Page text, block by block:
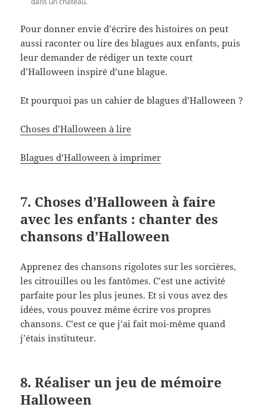
Pour donner envie d’écrire des histoires on peut
aussi raconter ou lire des blagues aux enfants, puis
leur demander de rédiger un texte court
d’Halloween inspiré d’une blague.
Et pourquoi pas un cahier de blagues d’Halloween ?
Choses d’Halloween à lire
Blagues d’Halloween à imprimer
7. Choses d’Halloween à faire
avec les enfants : chanter des
chansons d’Halloween
Apprenez des chansons rigolotes sur les sorcières,
les citrouilles ou les fantômes. C’est une activité
parfaite pour les plus jeunes. Et si vous avez des
idées, vous pouvez même écrire vos propres
chansons. C’est ce que j’ai fait moi-même quand
j’étais instituteur.
8. Réaliser un jeu de mémoire
Halloween